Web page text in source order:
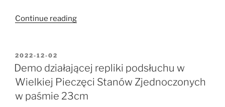
Continue reading“Pomiar
modułem
z
INA219
w
POSTED
ON
2022-12-02
Demo działającej repliki podsłuchu w
Wielkiej Pieczęci Stanów Zjednoczonych
w paśmie 23cm